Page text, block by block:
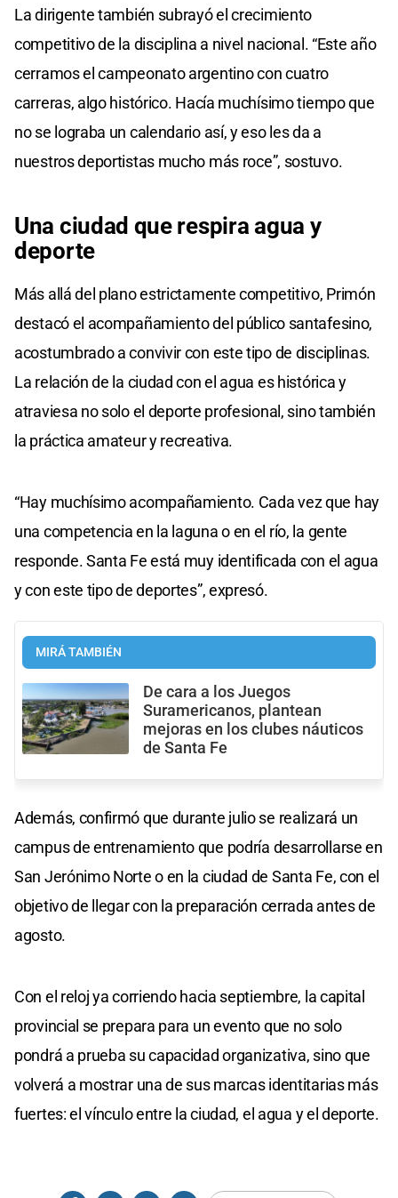
La dirigente también subrayó el crecimiento
competitivo de la disciplina a nivel nacional. “Este año
cerramos el campeonato argentino con cuatro
carreras, algo histórico. Hacía muchísimo tiempo que
no se lograba un calendario así, y eso les da a
nuestros deportistas mucho más roce”, sostuvo.
Una ciudad que respira agua y
deporte
Más allá del plano estrictamente competitivo, Primón
destacó el acompañamiento del público santafesino,
acostumbrado a convivir con este tipo de disciplinas.
La relación de la ciudad con el agua es histórica y
atraviesa no solo el deporte profesional, sino también
la práctica amateur y recreativa.
“Hay muchísimo acompañamiento. Cada vez que hay
una competencia en la laguna o en el río, la gente
responde. Santa Fe está muy identificada con el agua
y con este tipo de deportes”, expresó.
MIRÁ TAMBIÉN
De cara a los Juegos
Suramericanos, plantean
mejoras en los clubes náuticos
de Santa Fe
Además, confirmó que durante julio se realizará un
campus de entrenamiento que podría desarrollarse en
San Jerónimo Norte o en la ciudad de Santa Fe, con el
objetivo de llegar con la preparación cerrada antes de
agosto.
Con el reloj ya corriendo hacia septiembre, la capital
provincial se prepara para un evento que no solo
pondrá a prueba su capacidad organizativa, sino que
volverá a mostrar una de sus marcas identitarias más
fuertes: el vínculo entre la ciudad, el agua y el deporte.